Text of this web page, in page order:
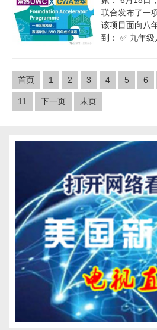
联合发布了一
该项目面向八
到： ✅ 九年级
首页 1 2 3 4 5 6
11 下一页 末页